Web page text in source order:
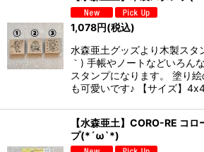
1,078円(税込)
水森亜土グッズより木製スタ
｀) 手帳やノートなどいろん
スタンプになります。 塗り
も可愛いです♪ 【サイズ】
【水森亜土】CORO-RE コ
プ(*´ω`*)